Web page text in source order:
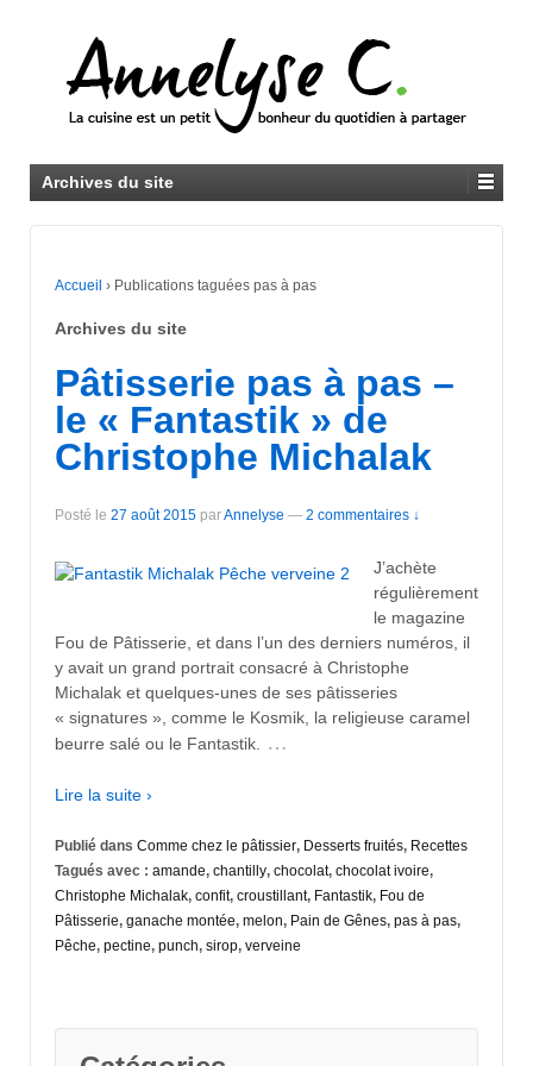
Archives du site
Accueil › Publications taguées pas à pas
Archives du site
Pâtisserie pas à pas –
le « Fantastik » de
Christophe Michalak
Posté le 27 août 2015 parAnnelyse — 2 commentaires ↓
J’achète
régulièrement
le magazine
Fou de Pâtisserie, et dans l’un des derniers numéros, il
y avait un grand portrait consacré à Christophe
Michalak et quelques-unes de ses pâtisseries
« signatures », comme le Kosmik, la religieuse caramel
beurre salé ou le Fantastik.
…
Lire la suite ›
Publié dans Comme chez le pâtissier, Desserts fruités, Recettes
Tagués avec : amande, chantilly, chocolat, chocolat ivoire,
Christophe Michalak, confit, croustillant, Fantastik, Fou de
Pâtisserie, ganache montée, melon, Pain de Gênes, pas à pas,
Pêche, pectine, punch, sirop, verveine